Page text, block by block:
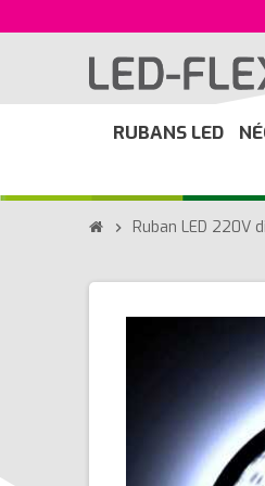
RUBANS LED
chevron_right Ruban LED 220V